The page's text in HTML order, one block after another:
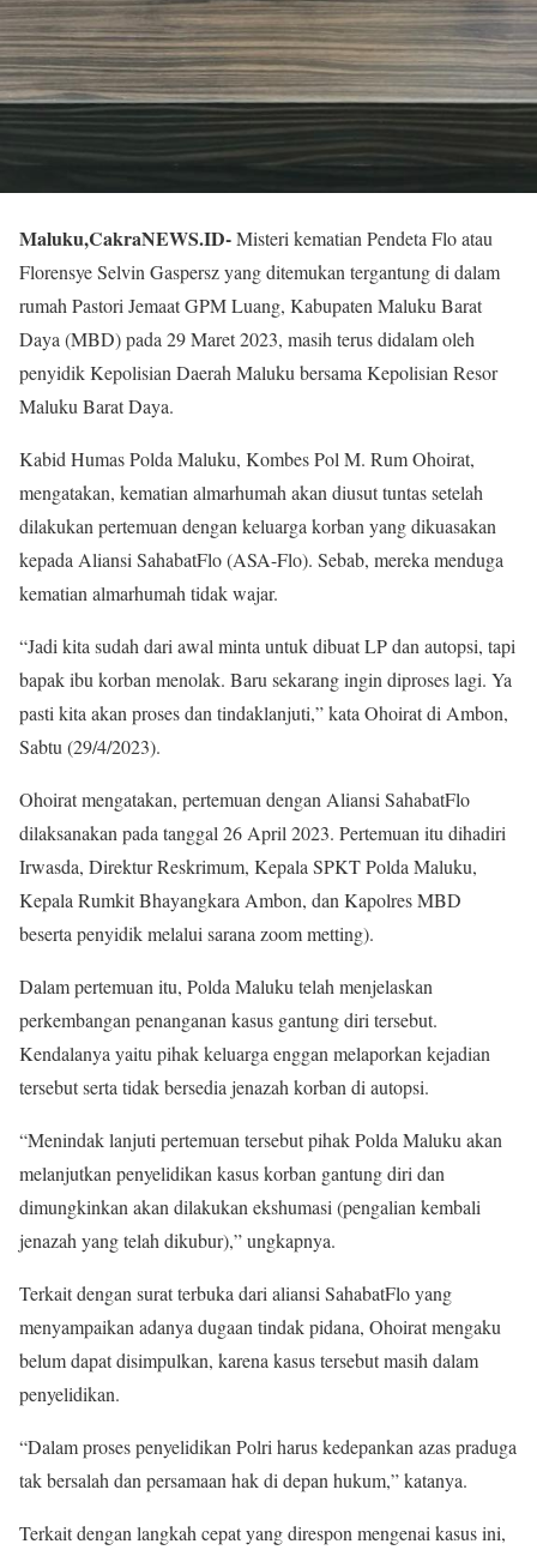
Maluku,CakraNEWS.ID-Misteri kematian Pendeta Flo atau
Florensye Selvin Gaspersz yang ditemukan tergantung di dalam
rumah Pastori Jemaat GPM Luang, Kabupaten Maluku Barat
Daya (MBD) pada 29 Maret 2023, masih terus didalam oleh
penyidik Kepolisian Daerah Maluku bersama Kepolisian Resor
Maluku Barat Daya.
Kabid Humas Polda Maluku, Kombes Pol M. Rum Ohoirat,
mengatakan, kematian almarhumah akan diusut tuntas setelah
dilakukan pertemuan dengan keluarga korban yang dikuasakan
kepada Aliansi SahabatFlo (ASA-Flo). Sebab, mereka menduga
kematian almarhumah tidak wajar.
“Jadi kita sudah dari awal minta untuk dibuat LP dan autopsi, tapi
bapak ibu korban menolak. Baru sekarang ingin diproses lagi. Ya
pasti kita akan proses dan tindaklanjuti,” kata Ohoirat di Ambon,
Sabtu (29/4/2023).
Ohoirat mengatakan, pertemuan dengan Aliansi SahabatFlo
dilaksanakan pada tanggal 26 April 2023. Pertemuan itu dihadiri
Irwasda, Direktur Reskrimum, Kepala SPKT Polda Maluku,
Kepala Rumkit Bhayangkara Ambon, dan Kapolres MBD
beserta penyidik melalui sarana zoom metting).
Dalam pertemuan itu, Polda Maluku telah menjelaskan
perkembangan penanganan kasus gantung diri tersebut.
Kendalanya yaitu pihak keluarga enggan melaporkan kejadian
tersebut serta tidak bersedia jenazah korban di autopsi.
“Menindak lanjuti pertemuan tersebut pihak Polda Maluku akan
melanjutkan penyelidikan kasus korban gantung diri dan
dimungkinkan akan dilakukan ekshumasi (pengalian kembali
jenazah yang telah dikubur),” ungkapnya.
Terkait dengan surat terbuka dari aliansi SahabatFlo yang
menyampaikan adanya dugaan tindak pidana, Ohoirat mengaku
belum dapat disimpulkan, karena kasus tersebut masih dalam
penyelidikan.
“Dalam proses penyelidikan Polri harus kedepankan azas praduga
tak bersalah dan persamaan hak di depan hukum,” katanya.
Terkait dengan langkah cepat yang direspon mengenai kasus ini,